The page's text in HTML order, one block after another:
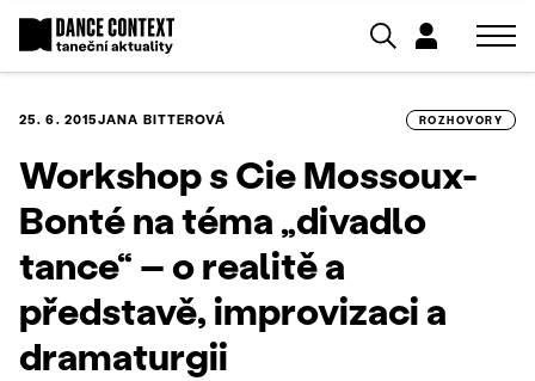
25. 6. 2015JANA BITTEROVÁ ROZHOVORY
Workshop s Cie Mossoux-
Bonté na téma „divadlo
tance“ – o realitě a
představě, improvizaci a
dramaturgii